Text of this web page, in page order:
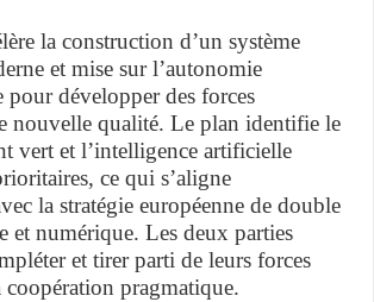
la construction d’un système
et mise sur l’autonomie
développer des forces
nouvelle qualité. Le plan identifie le
vert et l’intelligence artificielle
ce qui s’aligne
la stratégie européenne de double
et numérique. Les deux parties
et tirer parti de leurs forces
pragmatique.